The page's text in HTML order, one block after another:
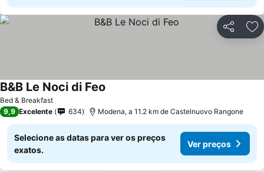
Partilhar
Bed & Breakfast
B&B Le Noci di Feo
9,9 Excelente 634 Modena, a 11.2 km de Castelnuovo Rangone
Selecione as datas para ver os preços
exatos.
Ver preços